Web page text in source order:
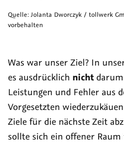
Quelle: Jolanta Dworczyk / tollwerk
vorbehalten
Was war unser Ziel? In
es ausdrücklich nicht
Leistungen und Fehler aus
Vorgesetzten
Ziele für die nächste Zeit
sollte sich ein offener Raum